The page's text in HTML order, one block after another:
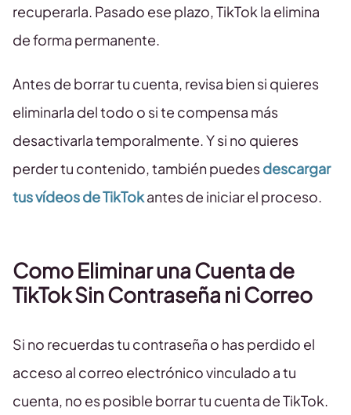
recuperarla. Pasado ese plazo, TikTok la elimina
de forma permanente.
Antes de borrar tu cuenta, revisa bien si quieres
eliminarla del todo o si te compensa más
desactivarla temporalmente. Y si no quieres
perder tu contenido, también puedesdescargar
tus vídeos de TikTokantes de iniciar el proceso.
Como Eliminar una Cuenta de
TikTok Sin Contraseña ni Correo
Si no recuerdas tu contraseña o has perdido el
acceso al correo electrónico vinculado a tu
cuenta, no es posible borrar tu cuenta de TikTok.